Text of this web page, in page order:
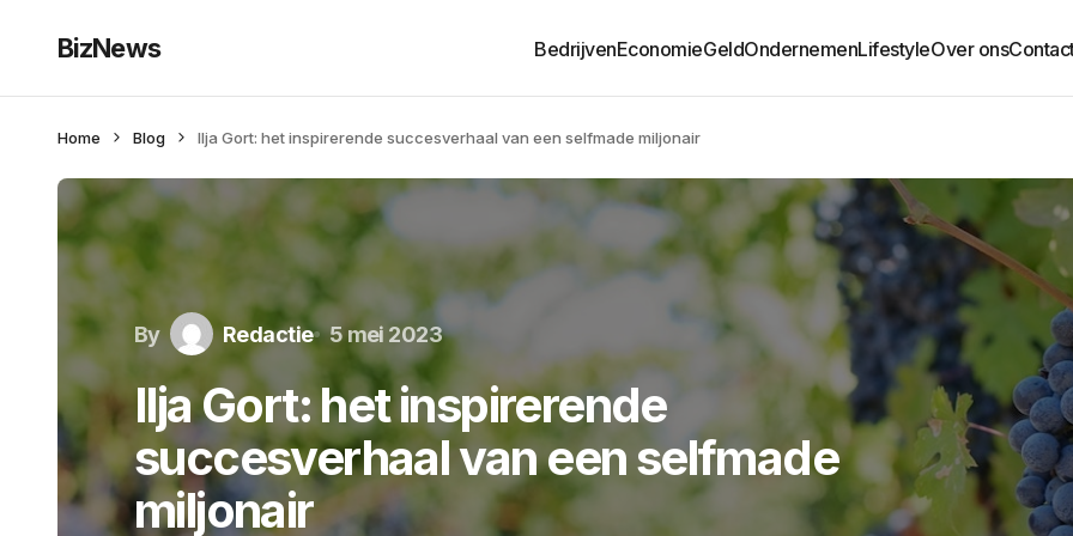
BizNews BedrijvenEconomieGeldOndernemenLifestyleOver ons
Home Blog Ilja Gort: het inspirerende succesverhaal van een selfmade miljonair
By Redactie 5 mei 2023
Ilja Gort: het inspirerende
succesverhaal van een selfmade
miljonair